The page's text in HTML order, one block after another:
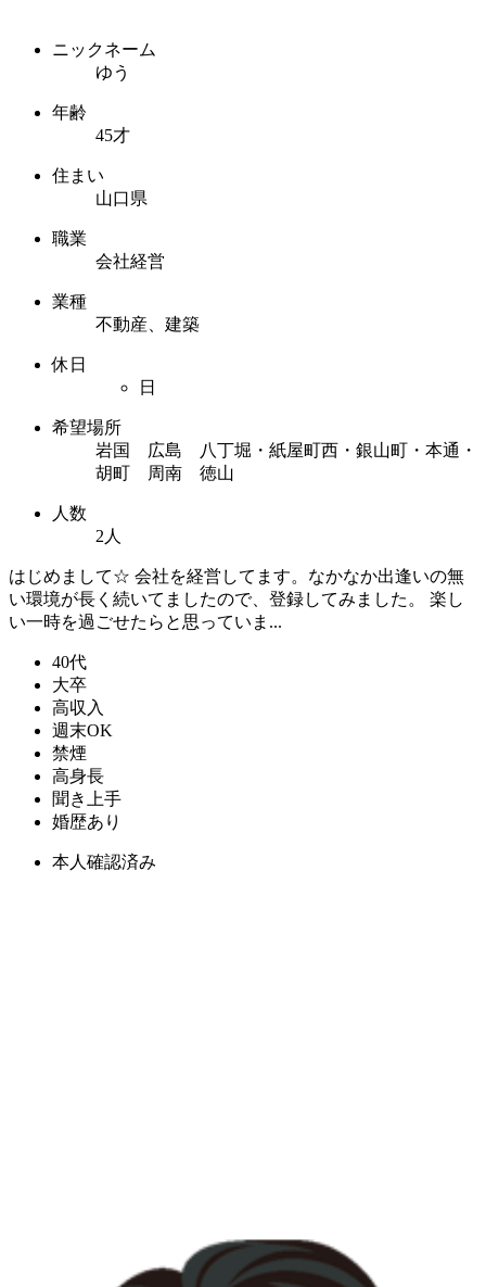
ニックネーム
ゆう
年齢
45才
住まい
山口県
職業
会社経営
業種
不動産、建築
休日
日
希望場所
岩国 広島 八丁堀・紙屋町西・銀山町・本通・
胡町 周南 徳山
人数
2人
はじめまして☆ 会社を経営してます。なかなか出逢いの無
い環境が長く続いてましたので、登録してみました。 楽し
い一時を過ごせたらと思っていま...
40代
大卒
高収入
週末OK
禁煙
高身長
聞き上手
婚歴あり
本人確認済み